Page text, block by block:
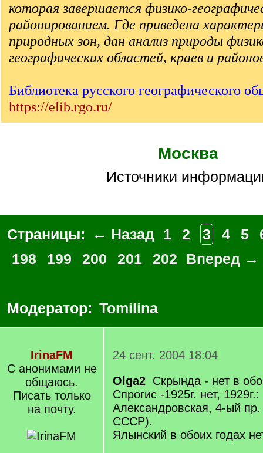
которая завершается физико-
районированием. Где приведена
природных зон, дан анализ природы
географических областей, краев и
Библиотека русского географического
https://elib.rgo.ru/
Москва
Источники
Страницы: ← Назад 1 2 3 4 5
198
199 200 201 202 Вперед →
Модератор: Tomilina
IrinaFM
С анонимами не
общаюсь.
Писать только
на почту.
24 сент. 2004 18:04
Olga2 Скрында - нет в
Спрогис -1925г. нет,
Александровская, 4-ый
СССР).
Ялынский в обоих годах